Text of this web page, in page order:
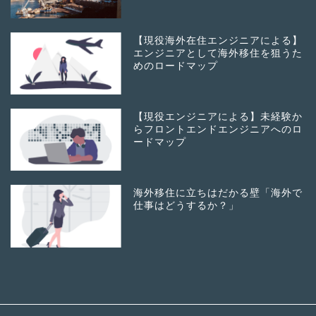
【現役海外在住エンジニアによる】
エンジニアとして海外移住を狙うた
めのロードマップ
【現役エンジニアによる】未経験か
らフロントエンドエンジニアへのロ
ードマップ
海外移住に立ちはだかる壁「海外で
仕事はどうするか？」